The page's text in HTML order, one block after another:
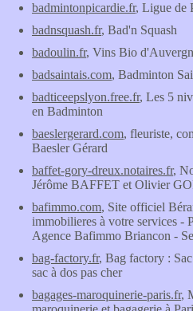
badmintonpicardie.fr, Ligue de
badnsquash.fr, Bad'n Squash
badoulin.fr, Vins Bio
badsaintais.com, Badminton
badticeepslyon.free.fr, Les 5
en Badminton
baeslergerard.com, fleuriste,
Baesler Gérard
baffet-gory-dreux.notaires.fr,
Jérôme BAFFET et Olivier
bafimmo.com, Site officiel
immobilieres à votre services -
Agence Bafimmo Briancon -
bag-factory.fr, Bag factory :
sac à dos pas cher
bagages-maroquinerie-paris.fr,